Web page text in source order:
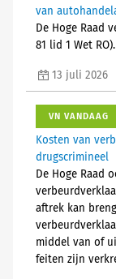
van
De Hoge Raad
81 lid 1 Wet RO).
13 juli 2026
VN VANDAAG
Kosten van
drugscrimineel
De Hoge Raad
aftrek kan
middel van of
feiten zijn